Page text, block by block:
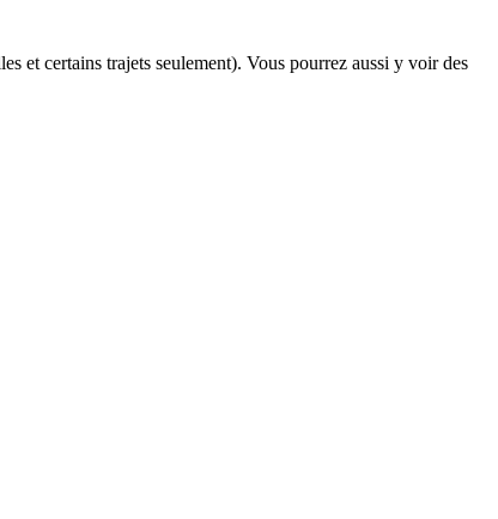
et certains trajets seulement). Vous pourrez aussi y voir des